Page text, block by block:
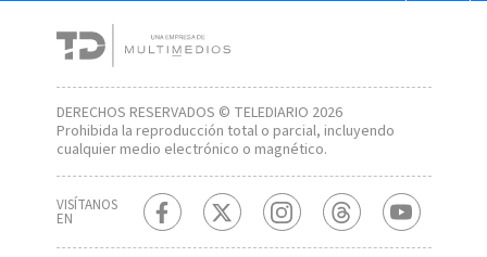
DERECHOS RESERVADOS © TELEDIARIO 2026
Prohibida la reproducción total o parcial, incluyendo
cualquier medio electrónico o magnético.
VISÍTANOS
EN